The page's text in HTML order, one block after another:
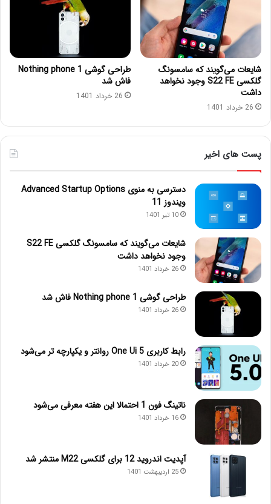
شایعات می‌گویند که سامسونگ
گلکسی S22 FE وجود نخواهد
داشت
26 خرداد 1401
طراحی گوشی Nothing phone 1
فاش شد
26 خرداد 1401
پست های اخیر
دسترسی به منوی Advanced Startup Options
ویندوز 11
10 تیر 1401
شایعات می‌گویند که سامسونگ گلکسی S22 FE
وجود نخواهد داشت
26 خرداد 1401
طراحی گوشی Nothing phone 1 فاش شد
26 خرداد 1401
رابط کاربری One Ui 5 روانتر و یکپارچه تر می‌شود
20 خرداد 1401
ناتینگ فون 1 احتمالا این هفته معرفی می‌شود
16 خرداد 1401
آپدیت اندروید 12 برای گلکسی M22 منتشر شد
25 اردیبهشت 1401